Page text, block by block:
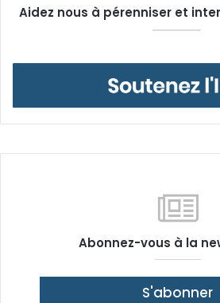
Aidez nous à pérenniser et
Abonnez-vous à la
S'abonner